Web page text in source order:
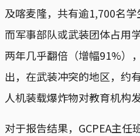
及喀麦隆，共有逾1,700名学
而军事部队或武装团体占用
两年几乎翻倍（增幅91%）
出，在武装冲突的地区，约
人机装载爆炸物对教育机构
对于报告结果，GCPEA主任